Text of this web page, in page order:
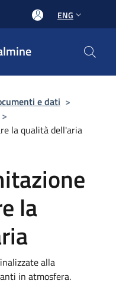
ENG
e dati >
>
la qualità dell'aria
la
alla
in atmosfera.